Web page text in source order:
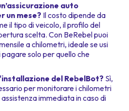
auto
un mese? Il costo dipende da
il tipo di veicolo, il profilo del
scelta. Con BeRebel puoi
a chilometri, ideale se usi
pagare solo per quello che
del RebelBot? Sì,
per monitorare i chilometri
immediata in caso di